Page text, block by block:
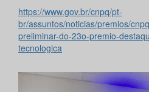
https://www.gov.br/cnpq/pt-
br/assuntos/noticias/premios/
preliminar-do-23o-premio-
tecnologica